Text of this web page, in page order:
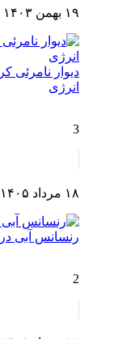
۱۹ بهمن ۱۴۰۳
دیوار نامرئی
انرژی
3
۱۸ مرداد ۱۴۰۵
رنسانس آبی در
2